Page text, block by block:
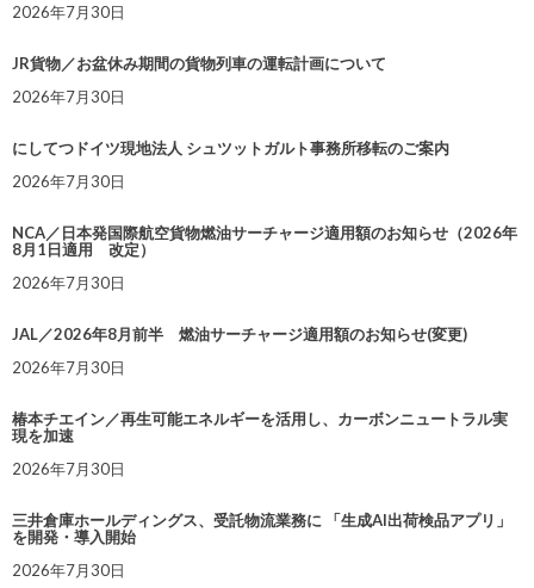
2026年7月30日
JR貨物／お盆休み期間の貨物列車の運転計画について
2026年7月30日
にしてつドイツ現地法人 シュツットガルト事務所移転のご案内
2026年7月30日
NCA／日本発国際航空貨物燃油サーチャージ適用額のお知らせ（2026年
8月1日適用 改定）
2026年7月30日
JAL／2026年8月前半 燃油サーチャージ適用額のお知らせ(変更)
2026年7月30日
椿本チエイン／再生可能エネルギーを活用し、カーボンニュートラル実
現を加速
2026年7月30日
三井倉庫ホールディングス、受託物流業務に 「生成AI出荷検品アプリ」
を開発・導入開始
2026年7月30日